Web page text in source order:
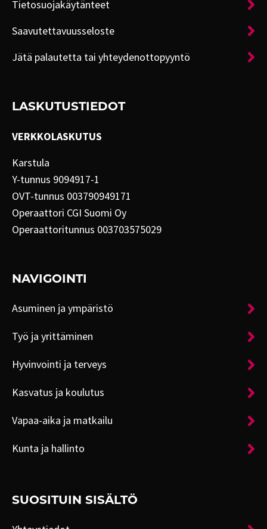
Tietosuojakäytänteet
Saavutettavuusseloste
Jätä palautetta tai yhteydenottopyyntö
LASKUTUSTIEDOT
VERKKOLASKUTUS
Karstula
Y-tunnus 9094917-1
OVT-tunnus 003790949171
Operaattori CGI Suomi Oy
Operaattoritunnus 003703575029
NAVIGOINTI
Asuminen ja ympäristö
Työ ja yrittäminen
Hyvinvointi ja terveys
Kasvatus ja koulutus
Vapaa-aika ja matkailu
Kunta ja hallinto
SUOSITUIN SISÄLTÖ